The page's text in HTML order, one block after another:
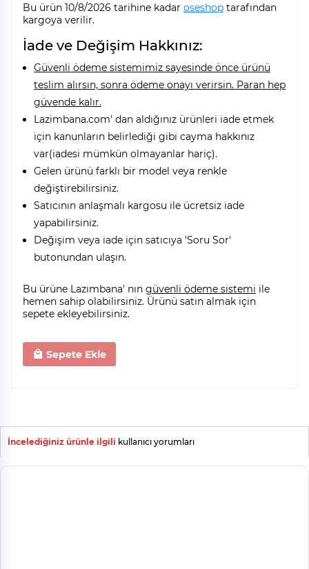
Bu ürün 10/8/2026 tarihine kadar oseshop tarafından
kargoya verilir.
İade ve Değişim Hakkınız:
Güvenli ödeme sistemimiz sayesinde önce ürünü
teslim alırsın, sonra ödeme onayı verirsin. Paran hep
güvende kalır.
Lazimbana.com' dan aldığınız ürünleri iade etmek
için kanunların belirlediği gibi cayma hakkınız
var(iadesi mümkün olmayanlar hariç).
Gelen ürünü farklı bir model veya renkle
değiştirebilirsiniz.
Satıcının anlaşmalı kargosu ile ücretsiz iade
yapabilirsiniz.
Değişim veya iade için satıcıya 'Soru Sor'
butonundan ulaşın.
Bu ürüne Lazımbana' nın güvenli ödeme sistemi ile
hemen sahip olabilirsiniz. Ürünü satın almak için
sepete ekleyebilirsiniz.
Sepete Ekle
İncelediğiniz ürünle ilgili kullanıcı yorumları